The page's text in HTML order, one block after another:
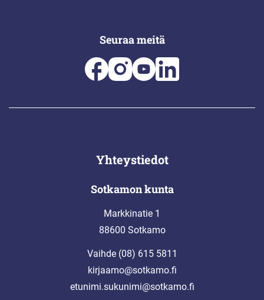
Seuraa meitä
Yhteystiedot
Sotkamon kunta
Markkinatie 1
88600 Sotkamo
Vaihde (08) 615 5811
kirjaamo@sotkamo.fi
etunimi.sukunimi@sotkamo.fi